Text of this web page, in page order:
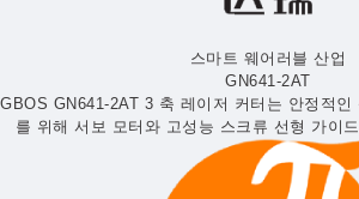
스마트 웨어러블 산업
GN641-2AT
GBOS GN641-2AT 3 축 레이저 커터는 안정적인
를 위해 서보 모터와 고성능 스크류 선형 가이